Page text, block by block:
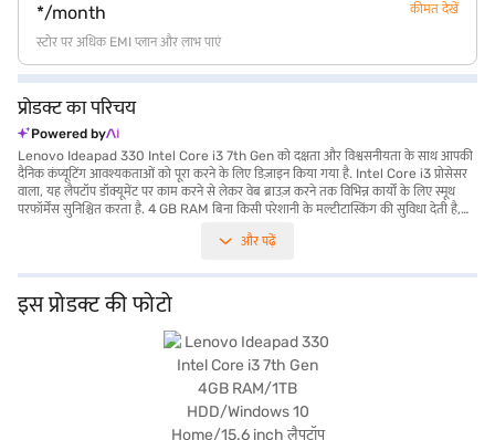
*/month कीमत देखें
स्टोर पर अधिक EMI प्लान और लाभ पाएं
प्रोडक्ट का परिचय
Powered by
Lenovo Ideapad 330 Intel Core i3 7th Gen को दक्षता और विश्वसनीयता के साथ आपकी
दैनिक कंप्यूटिंग आवश्यकताओं को पूरा करने के लिए डिज़ाइन किया गया है. Intel Core i3 प्रोसेसर
वाला, यह लैपटॉप डॉक्यूमेंट पर काम करने से लेकर वेब ब्राउज़ करने तक विभिन्न कार्यों के लिए स्मूथ
परफॉर्मेंस सुनिश्चित करता है. 4 GB RAM बिना किसी परेशानी के मल्टीटास्किंग की सुविधा देती है,
है. 15.6-inch स्क्रीन एक आरामदायक व्यूइंग एक्सपीरियंस प्रदान करती है, जो इसे काम और मनोरंजन
इंटरफेस और विभिन्न एप्लीकेशन तक एक्सेस की सराहना करेंगे. 1.2 किलोग्राम या उससे कम वजन
वाला यह लैपटॉप आपके साथ ले जाने के लिए पर्याप्त है. विश्वसनीय मशीन चाहने वाले छात्रों और
प्रोफेशनल के लिए Lenovo Ideapad 330 आसान उपयोग के साथ कार्यक्षमता को संतुलित करता
है. खरीदारी करने के लिए बजाज फाइनेंस पर विकल्पों के बारे में जानें या पार्टनर स्टोर पर जाएं और
और पढ़ें
इस प्रोडक्ट की फोटो